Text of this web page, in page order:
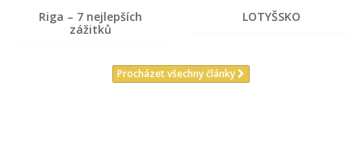
Riga – 7 nejlepších
zážitků
LOTYŠSKO
Procházet všechny články